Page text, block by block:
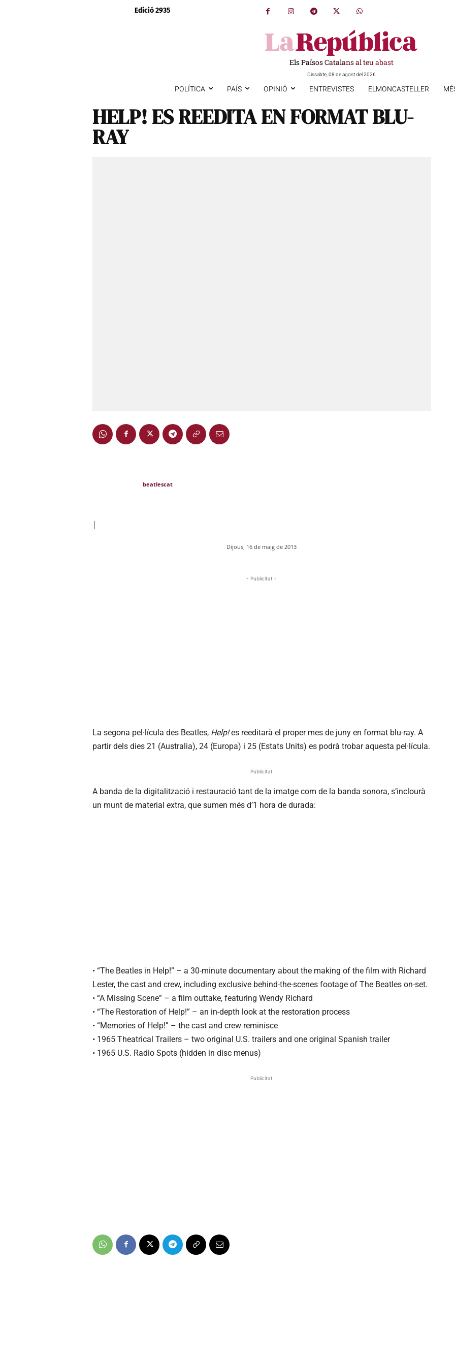
Edició 2935
Els Països Catalans al teu abast
Dissabte, 08 de agost del 2026
POLÍTICA PAÍS OPINIÓ ENTREVISTES ELMONCASTELLER
HELP! ES REEDITA EN FORMAT BLU-
RAY
beatlescat
|
Dijous, 16 de maig de 2013
- Publicitat -
La segona pel·lícula des Beatles, Help!es reeditarà el proper mes de juny en format blu-ray. A
partir dels dies 21 (Australia), 24 (Europa) i 25 (Estats Units) es podrà trobar aquesta pel·lícula.
Publicitat
A banda de la digitalització i restauració tant de la imatge com de la banda sonora, s’inclourà
un munt de material extra, que sumen més d’1 hora de durada:
• “The Beatles in Help!” – a 30-minute documentary about the making of the film with Richard
Lester, the cast and crew, including exclusive behind-the-scenes footage of The Beatles on-set.
• “A Missing Scene” – a film outtake, featuring Wendy Richard
• “The Restoration of Help!” – an in-depth look at the restoration process
• “Memories of Help!” – the cast and crew reminisce
• 1965 Theatrical Trailers – two original U.S. trailers and one original Spanish trailer
• 1965 U.S. Radio Spots (hidden in disc menus)
Publicitat